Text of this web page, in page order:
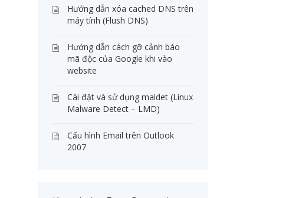
Hướng dẫn xóa cached DNS trên
máy tính (Flush DNS)
Hướng dẫn cách gỡ cảnh báo
mã độc của Google khi vào
website
Cài đặt và sử dụng maldet (Linux
Malware Detect – LMD)
Cấu hình Email trên Outlook
2007